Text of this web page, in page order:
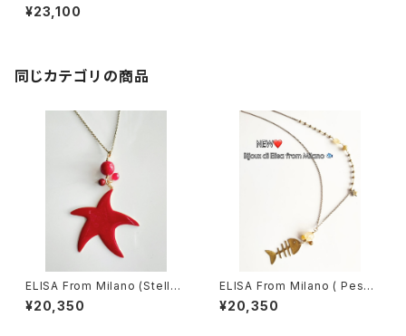
¥23,100
同じカテゴリの商品
ELISA From Milano (Stella
Marina)
¥20,350
ELISA From Milano ( Pesc
e)
¥20,350